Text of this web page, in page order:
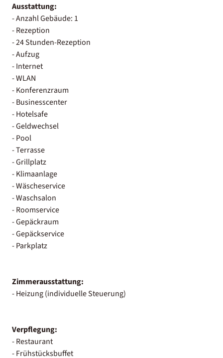
Ausstattung:
- Anzahl Gebäude: 1
- Rezeption
- 24 Stunden-Rezeption
- Aufzug
- Internet
- WLAN
- Konferenzraum
- Businesscenter
- Hotelsafe
- Geldwechsel
- Pool
- Terrasse
- Grillplatz
- Klimaanlage
- Wäscheservice
- Waschsalon
- Roomservice
- Gepäckraum
- Gepäckservice
- Parkplatz
Zimmerausstattung:
- Heizung (individuelle Steuerung)
Verpflegung:
- Restaurant
- Frühstücksbuffet